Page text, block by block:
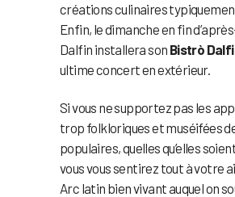
créations culinaires
Enfin, le dimanche en fin
Dalfin installera son Bistrò
ultime concert en extérieur.
Si vous ne supportez pas les
trop folkloriques et muséifées
populaires, quelles qu’elles
vous vous sentirez tout à votre
Arc latin bien vivant auquel on